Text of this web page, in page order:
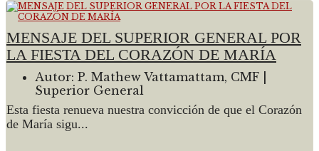
MENSAJE DEL SUPERIOR GENERAL POR
LA FIESTA DEL CORAZÓN DE MARÍA
Autor: P. Mathew Vattamattam, CMF |
Superior General
Esta fiesta renueva nuestra convicción de que el Corazón
de María sigu...